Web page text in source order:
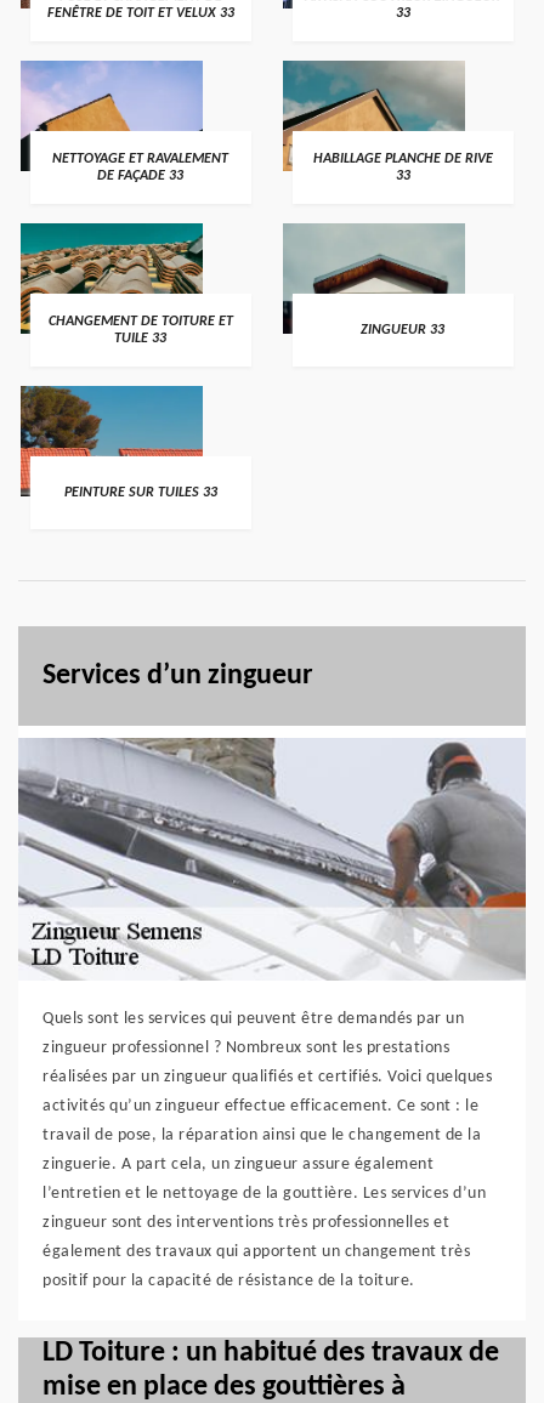
FENÊTRE DE TOIT ET VELUX 33
33
NETTOYAGE ET RAVALEMENT
DE FAÇADE 33
HABILLAGE PLANCHE DE RIVE
33
CHANGEMENT DE TOITURE ET
TUILE 33
ZINGUEUR 33
PEINTURE SUR TUILES 33
Services d’un zingueur
Quels sont les services qui peuvent être demandés par un
zingueur professionnel ? Nombreux sont les prestations
réalisées par un zingueur qualifiés et certifiés. Voici quelques
activités qu’un zingueur effectue efficacement. Ce sont : le
travail de pose, la réparation ainsi que le changement de la
zinguerie. A part cela, un zingueur assure également
l’entretien et le nettoyage de la gouttière. Les services d’un
zingueur sont des interventions très professionnelles et
également des travaux qui apportent un changement très
positif pour la capacité de résistance de la toiture.
LD Toiture : un habitué des travaux de
mise en place des gouttières à